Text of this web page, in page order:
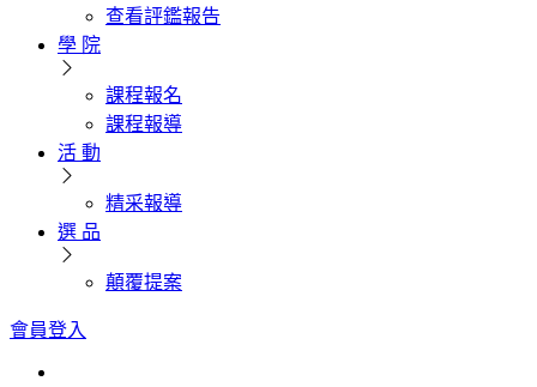
查看評鑑報告
學 院
課程報名
課程報導
活 動
精采報導
選 品
顛覆提案
會員登入